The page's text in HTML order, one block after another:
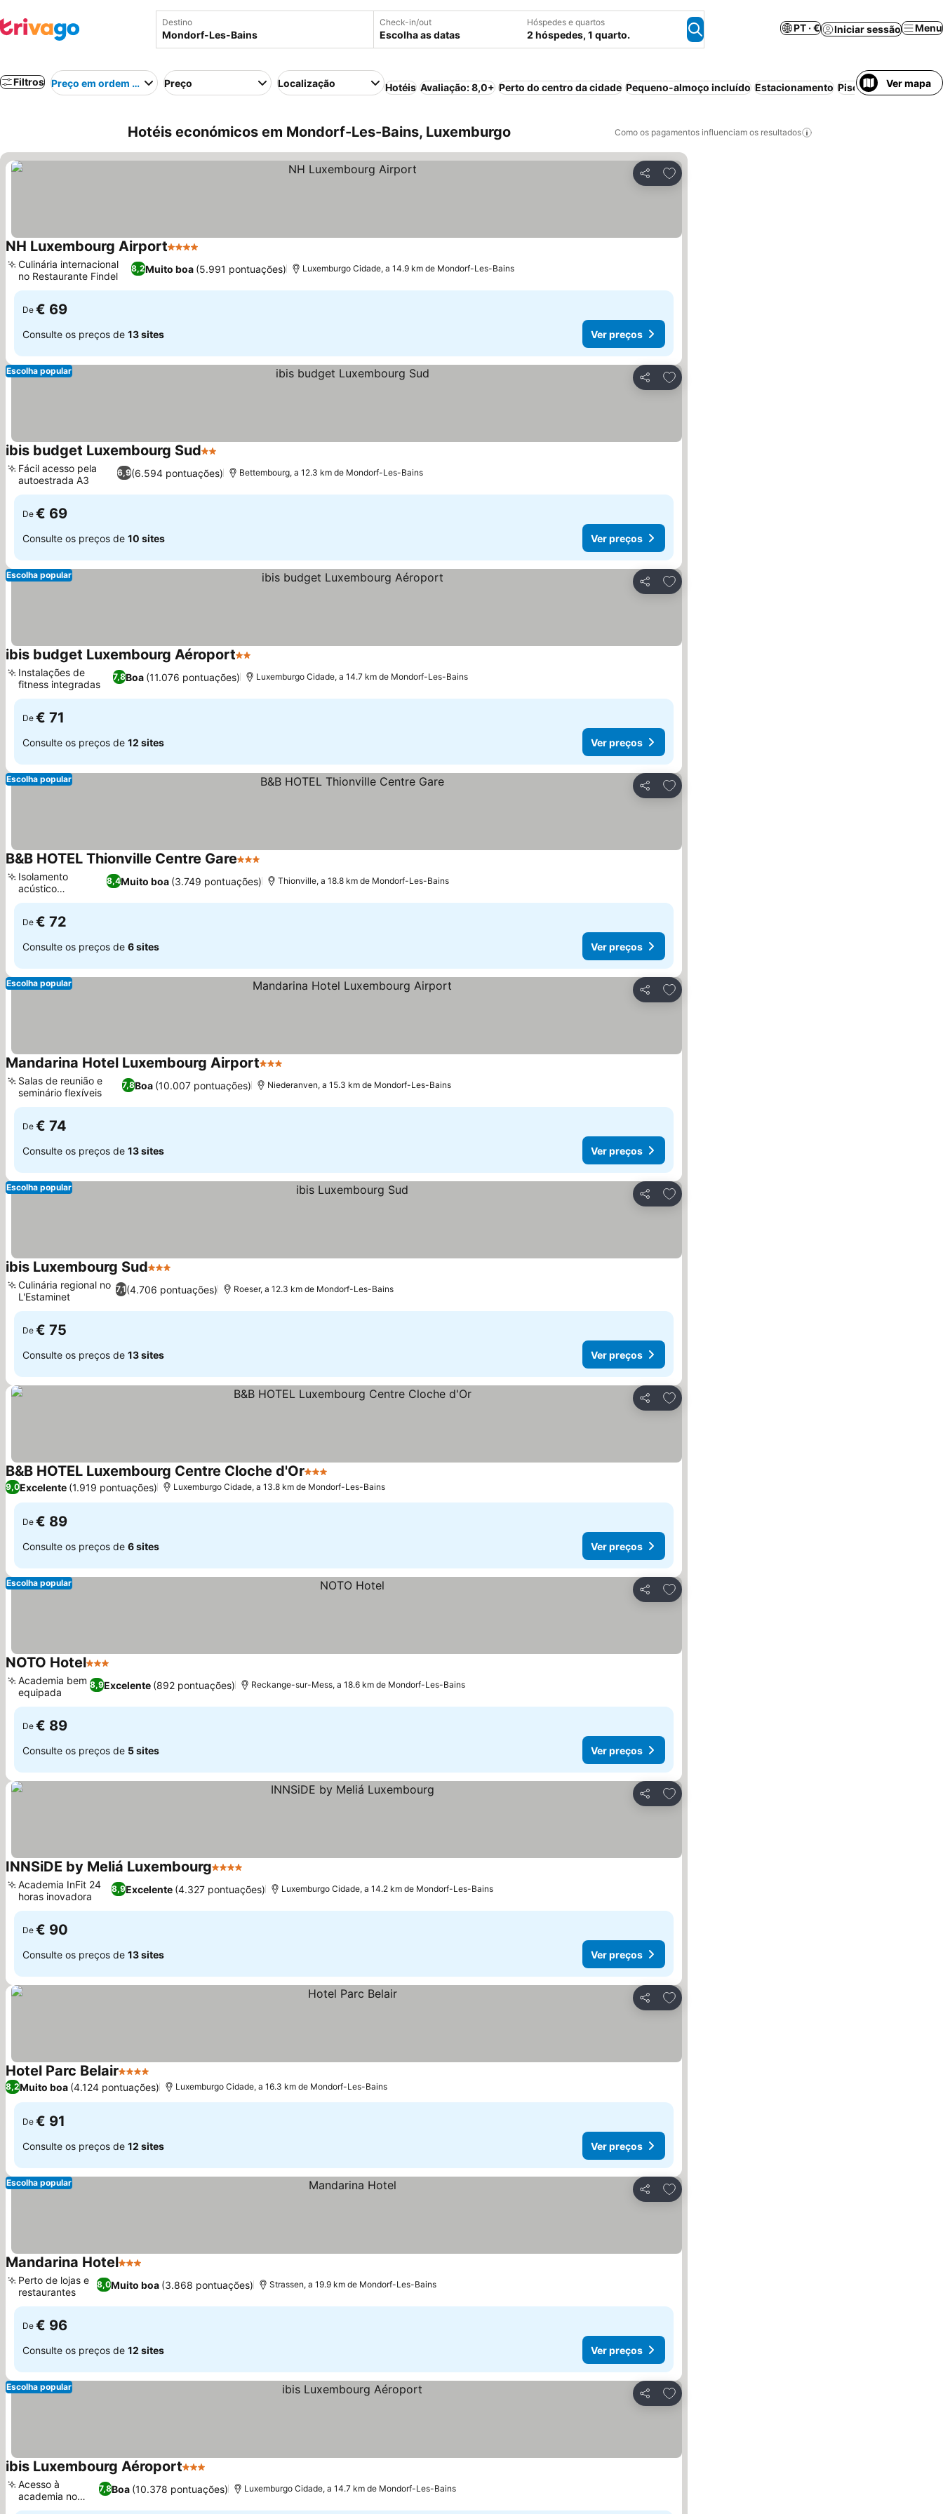
Destino Check-in/out
Escolha as datas
Hóspedes e quartos
2 hóspedes, 1 quarto.
PT · € Iniciar sessão Menu
Filtros Preço em ordem crescentePreço Localização Hotéis Avaliação: 8,0+ Perto do centro da cidade Pequeno-almoço incluído Estacionamento Piscina Animais
Ver mapa
Hotéis económicos em Mondorf-Les-Bains, Luxemburgo Como os pagamentos influenciam os resultados
Partilhar
Adicionar aos favoritos
NH Luxembourg Airport4 Estrelas
8,2Muito boa (5.991 pontuações)
Culinária internacional
no Restaurante Findel
Luxemburgo Cidade, a 14.9 km de Mondorf-Les-Bains
De € 69
Consulte os preços de 13 sites Ver preços
Partilhar
Adicionar aos favoritos
Escolha popular
ibis budget Luxembourg Sud2 Estrelas
6,9(6.594 pontuações)
Fácil acesso pela
autoestrada A3
Bettembourg, a 12.3 km de Mondorf-Les-Bains
De € 69
Consulte os preços de 10 sites Ver preços
Partilhar
Adicionar aos favoritos
Escolha popular
ibis budget Luxembourg Aéroport2 Estrelas
7,8Boa (11.076 pontuações)
Instalações de
fitness integradas
Luxemburgo Cidade, a 14.7 km de Mondorf-Les-Bains
De € 71
Consulte os preços de 12 sites Ver preços
Partilhar
Adicionar aos favoritos
Escolha popular
B&B HOTEL Thionville Centre Gare3 Estrelas
8,4Muito boa (3.749 pontuações)
Isolamento
acústico
excepcional
Thionville, a 18.8 km de Mondorf-Les-Bains
De € 72
Consulte os preços de 6 sites Ver preços
Partilhar
Adicionar aos favoritos
Escolha popular
Mandarina Hotel Luxembourg Airport3 Estrelas
7,8Boa (10.007 pontuações)
Salas de reunião e
seminário flexíveis
Niederanven, a 15.3 km de Mondorf-Les-Bains
De € 74
Consulte os preços de 13 sites Ver preços
Partilhar
Adicionar aos favoritos
Escolha popular
ibis Luxembourg Sud3 Estrelas
7,1(4.706 pontuações)
Culinária regional no
L'Estaminet
Roeser, a 12.3 km de Mondorf-Les-Bains
De € 75
Consulte os preços de 13 sites Ver preços
Partilhar
Adicionar aos favoritos
B&B HOTEL Luxembourg Centre Cloche d'Or3 Estrelas
9,0Excelente (1.919 pontuações) Luxemburgo Cidade, a 13.8 km de Mondorf-Les-Bains
De € 89
Consulte os preços de 6 sites Ver preços
Partilhar
Adicionar aos favoritos
Escolha popular
NOTO Hotel3 Estrelas
8,9Excelente (892 pontuações)
Academia bem
equipada
Reckange-sur-Mess, a 18.6 km de Mondorf-Les-Bains
De € 89
Consulte os preços de 5 sites Ver preços
Partilhar
Adicionar aos favoritos
INNSiDE by Meliá Luxembourg4 Estrelas
8,9Excelente (4.327 pontuações)
Academia InFit 24
horas inovadora
Luxemburgo Cidade, a 14.2 km de Mondorf-Les-Bains
De € 90
Consulte os preços de 13 sites Ver preços
Partilhar
Adicionar aos favoritos
Hotel Parc Belair4 Estrelas
8,2Muito boa (4.124 pontuações) Luxemburgo Cidade, a 16.3 km de Mondorf-Les-Bains
De € 91
Consulte os preços de 12 sites Ver preços
Partilhar
Adicionar aos favoritos
Escolha popular
Mandarina Hotel3 Estrelas
8,0Muito boa (3.868 pontuações)
Perto de lojas e
restaurantes
Strassen, a 19.9 km de Mondorf-Les-Bains
De € 96
Consulte os preços de 12 sites Ver preços
Partilhar
Adicionar aos favoritos
Escolha popular
ibis Luxembourg Aéroport3 Estrelas
7,8Boa (10.378 pontuações)
Acesso à
academia no
local
Luxemburgo Cidade, a 14.7 km de Mondorf-Les-Bains